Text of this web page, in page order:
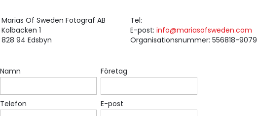
Marias Of Sweden Fotograf AB
Kolbacken 1
828 94 Edsbyn
Tel:
E-post: info@mariasofsweden.com
Organisationsnummer: 556818-9079
Namn Företag
Telefon E-post